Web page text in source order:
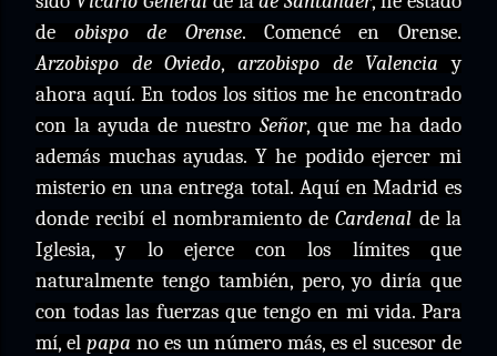
de obispo de Orense. Comencé en Orense.
Arzobispo de Oviedo,arzobispo de Valencia y
ahora aquí. En todos los sitios me he encontrado
con la ayuda de nuestro Señor, que me ha dado
además muchas ayudas. Y he podido ejercer mi
misterio en una entrega total. Aquí en Madrid es
donde recibí el nombramiento deCardenal de la
Iglesia, y lo ejerce con los límites que
naturalmente tengo también, pero, yo diría que
con todas las fuerzas que tengo en mi vida. Para
mí, el papa no es un número más, es el sucesor de